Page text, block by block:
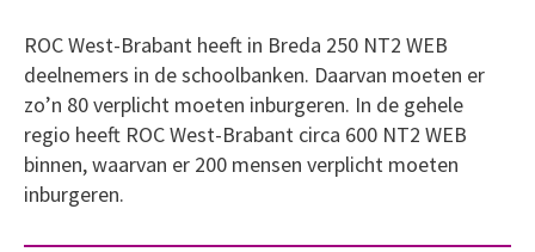
ROC West-Brabant heeft in Breda 250 NT2 WEB
deelnemers in de schoolbanken. Daarvan moeten er
zo’n 80 verplicht moeten inburgeren. In de gehele
regio heeft ROC West-Brabant circa 600 NT2 WEB
binnen, waarvan er 200 mensen verplicht moeten
inburgeren.